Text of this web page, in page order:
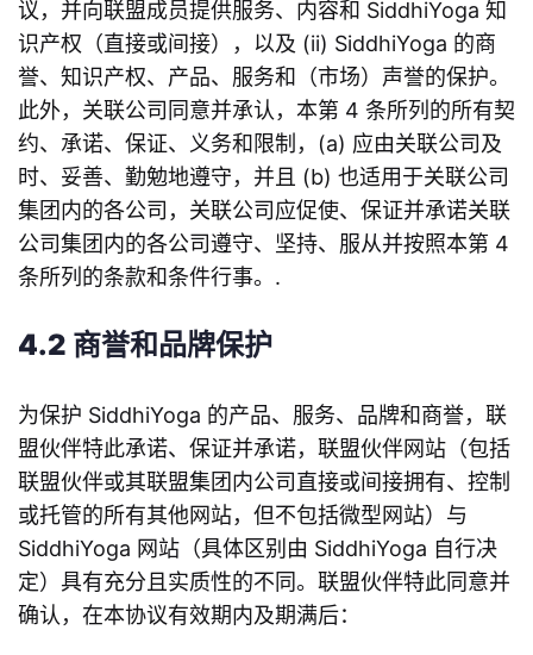
议，并向联盟成员提供服务、内容和 SiddhiYoga 知
识产权（直接或间接），以及 (ii) SiddhiYoga 的商
誉、知识产权、产品、服务和（市场）声誉的保护。
此外，关联公司同意并承认，本第 4 条所列的所有契
约、承诺、保证、义务和限制，(a) 应由关联公司及
时、妥善、勤勉地遵守，并且 (b) 也适用于关联公司
集团内的各公司，关联公司应促使、保证并承诺关联
公司集团内的各公司遵守、坚持、服从并按照本第 4
条所列的条款和条件行事。.
4.2 商誉和品牌保护
为保护 SiddhiYoga 的产品、服务、品牌和商誉，联
盟伙伴特此承诺、保证并承诺，联盟伙伴网站（包括
联盟伙伴或其联盟集团内公司直接或间接拥有、控制
或托管的所有其他网站，但不包括微型网站）与
SiddhiYoga 网站（具体区别由 SiddhiYoga 自行决
定）具有充分且实质性的不同。联盟伙伴特此同意并
确认，在本协议有效期内及期满后：